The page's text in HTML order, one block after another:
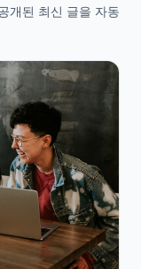
개된 최신 글을 자동